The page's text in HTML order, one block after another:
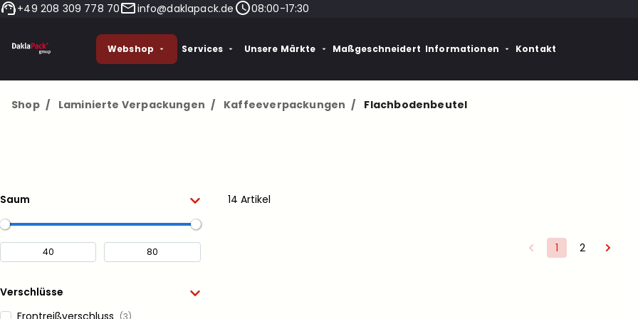
+49 208 309 778 70 info@daklapack.de 08:00-17:30
Webshop Services Unsere Märkte Maßgeschneidert Informationen Kontakt
Shop / Laminierte Verpackungen / Kaffeeverpackungen / Flachbodenbeutel
Saum
Verschlüsse
Frontreißverschluss (3)
14 Artikel
1 2